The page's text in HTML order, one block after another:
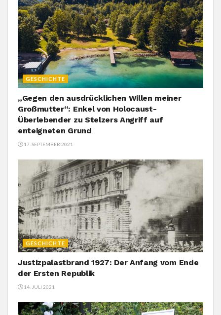
GESCHICHTE
„Gegen den ausdrücklichen Willen meiner
Großmutter“: Enkel von Holocaust-
Überlebender zu Stelzers Angriff auf
enteigneten Grund
17. SEPTEMBER 2021
GESCHICHTE
Justizpalastbrand 1927: Der Anfang vom Ende
der Ersten Republik
14. JULI 2021